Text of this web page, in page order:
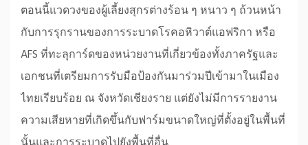
ตอนนี้แวดวงของผู้เลี้ยงสุกรต่างร้อน ๆ หนาว ๆ ถ้วนหน้า
กับการรุกรานของการระบาดโรคอหิวาต์แอฟริกา หรือ
AFS ที่ทะลุการ์ดของหน่วยงานที่เกี่ยวข้องทั้งภาครัฐและ
เอกชนที่เตรียมการรับมือป้องกันมาร่วมปีเข้ามาในเมือง
ไทยเรียบร้อย ณ จังหวัดเชียงราย แต่ยังไม่มีการรายงาน
ความเสียหายที่เกิดขึ้นกับฟาร์มขนาดใหญ่ที่ตั้งอยู่ในพื้นที่